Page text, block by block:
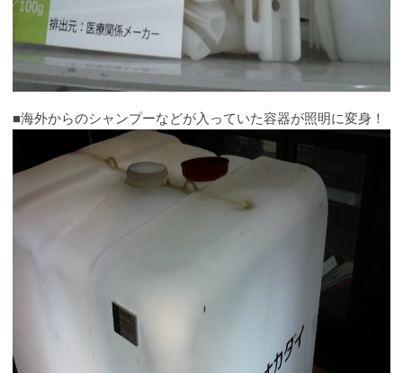
■海外からのシャンプーなどが入っていた容器が照明に変身！